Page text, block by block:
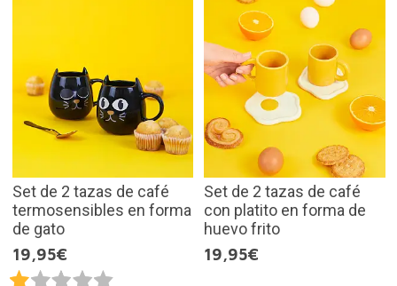
Set de 2 tazas de café
termosensibles en forma
de gato
19,95€
Set de 2 tazas de café
con platito en forma de
huevo frito
19,95€